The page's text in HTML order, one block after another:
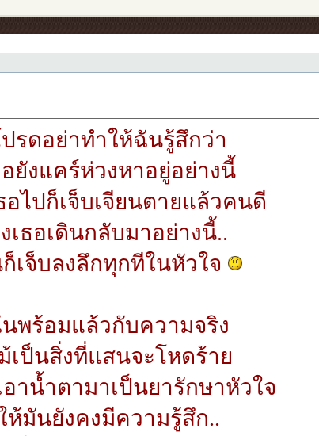
รดอย่าทำให้ฉันรู้สึกว่า
อยังแคร์ห่วงหาอยู่อย่างนี้
อไปก็เจ็บเจียนตายแล้วคนดี
เธอเดินกลับมาอย่างนี้..
เจ็บลงลึกทุกทีในหัวใจ
พร้อมแล้วกับความจริง
เป็นสิ่งที่แสนจะโหดร้าย
อาน้ำตามาเป็นยารักษาหัวใจ
ห้มันยังคงมีความรู้สึก..